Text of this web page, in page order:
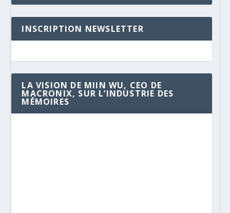
INSCRIPTION NEWSLETTER
LA VISION DE MIIN WU, CEO DE
MACRONIX, SUR L’INDUSTRIE DES
MÉMOIRES